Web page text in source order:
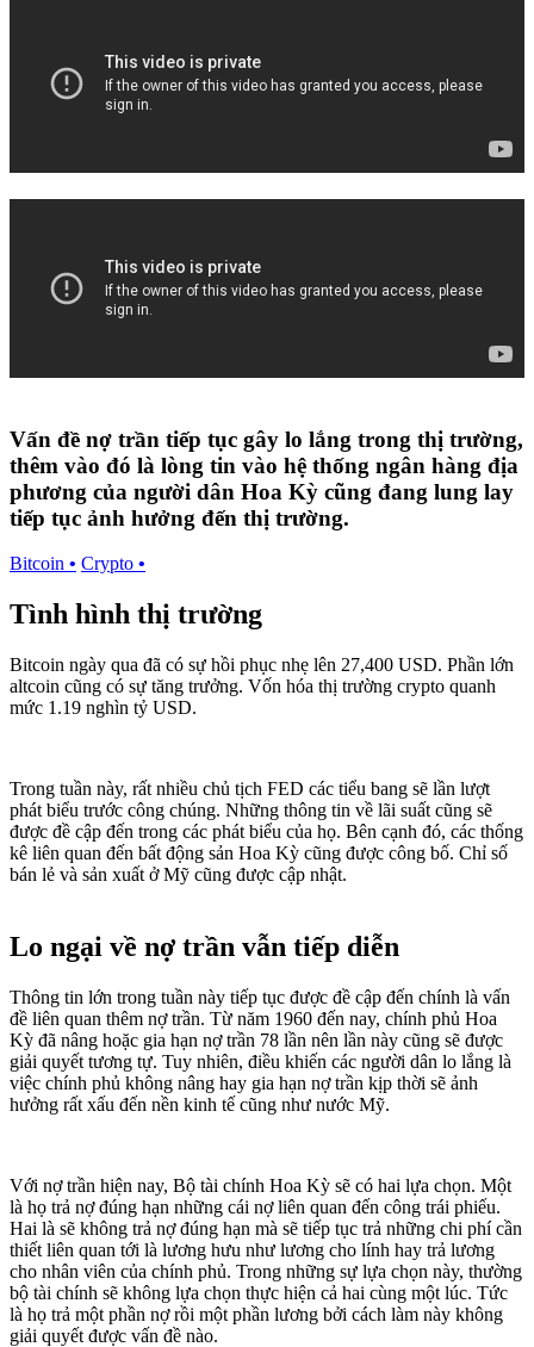
Vấn đề nợ trần tiếp tục gây lo lắng trong thị trường,
thêm vào đó là lòng tin vào hệ thống ngân hàng địa
phương của người dân Hoa Kỳ cũng đang lung lay
tiếp tục ảnh hưởng đến thị trường.
Bitcoin • Crypto •
Tình hình thị trường
Bitcoin ngày qua đã có sự hồi phục nhẹ lên 27,400 USD. Phần lớn
altcoin cũng có sự tăng trưởng. Vốn hóa thị trường crypto quanh
mức 1.19 nghìn tỷ USD.
Trong tuần này, rất nhiều chủ tịch FED các tiểu bang sẽ lần lượt
phát biểu trước công chúng. Những thông tin về lãi suất cũng sẽ
được đề cập đến trong các phát biểu của họ. Bên cạnh đó, các thống
kê liên quan đến bất động sản Hoa Kỳ cũng được công bố. Chỉ số
bán lẻ và sản xuất ở Mỹ cũng được cập nhật.
Lo ngại về nợ trần vẫn tiếp diễn
Thông tin lớn trong tuần này tiếp tục được đề cập đến chính là vấn
đề liên quan thêm nợ trần. Từ năm 1960 đến nay, chính phủ Hoa
Kỳ đã nâng hoặc gia hạn nợ trần 78 lần nên lần này cũng sẽ được
giải quyết tương tự. Tuy nhiên, điều khiến các người dân lo lắng là
việc chính phủ không nâng hay gia hạn nợ trần kịp thời sẽ ảnh
hưởng rất xấu đến nền kinh tế cũng như nước Mỹ.
Với nợ trần hiện nay, Bộ tài chính Hoa Kỳ sẽ có hai lựa chọn. Một
là họ trả nợ đúng hạn những cái nợ liên quan đến công trái phiếu.
Hai là sẽ không trả nợ đúng hạn mà sẽ tiếp tục trả những chi phí cần
thiết liên quan tới là lương hưu như lương cho lính hay trả lương
cho nhân viên của chính phủ. Trong những sự lựa chọn này, thường
bộ tài chính sẽ không lựa chọn thực hiện cả hai cùng một lúc. Tức
là họ trả một phần nợ rồi một phần lương bởi cách làm này không
giải quyết được vấn đề nào.